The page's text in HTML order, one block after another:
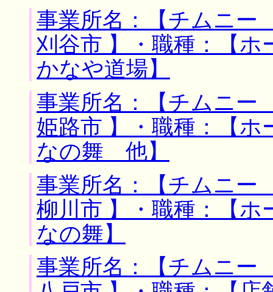
事業所名：【チムニ
刈谷市 】・職種：【
かなや道場】
事業所名：【チムニ
姫路市 】・職種：【
なの舞 他】
事業所名：【チムニ
柳川市 】・職種：【
なの舞】
事業所名：【チムニ